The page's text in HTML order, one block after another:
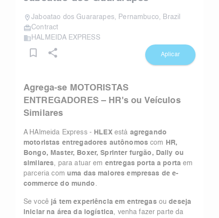
Jaboatao dos Guararapes, Pernambuco, Brazil
Contract
HALMEIDA EXPRESS
Aplicar
Agrega-se MOTORISTAS
ENTREGADORES – HR's ou Veículos
Similares
A HAlmeida Express - HLEXestá agregando
motoristas entregadores autônomos com
HR,
Bongo, Master, Boxer, Sprinter furgão, Daily ou
similares, para atuar em entregas porta a porta em
parceria com uma das maiores empresas de e-
commerce do mundo .
Se você já tem experiência em entregas oudeseja
iniciar na área da logística, venha fazer parte da